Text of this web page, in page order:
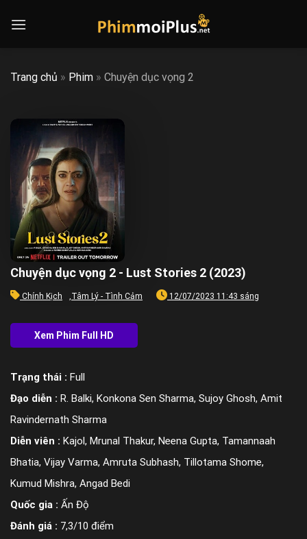
Trang chủ » Phim » Chuyện dục vọng 2
Chuyện dục vọng 2 - Lust Stories 2 (2023)
Chính Kịch ,Tâm Lý - Tình Cảm 12/07/2023 11:43 sáng
Trạng thái : Full
Đạo diễn : R. Balki, Konkona Sen Sharma, Sujoy Ghosh, Amit
Ravindernath Sharma
Diễn viên : Kajol, Mrunal Thakur, Neena Gupta, Tamannaah
Bhatia, Vijay Varma, Amruta Subhash, Tillotama Shome,
Kumud Mishra, Angad Bedi
Quốc gia : Ấn Độ
Đánh giá : 7,3/10 điểm